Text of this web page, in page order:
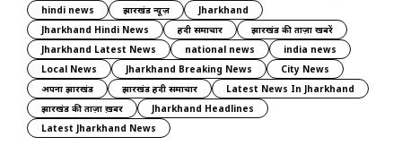
hindi news
झारखंड न्यूज़
Jharkhand
Jharkhand Hindi News
हिंदी समाचार
झारखंड की ताज़ा खबरें
Jharkhand Latest News
national news
india news
Local News
Jharkhand Breaking News
City News
अपना झारखंड
झारखंड हिंदी समाचार
Latest News In Jharkhand
झारखंड की ताज़ा ख़बर
Jharkhand Headlines
Latest Jharkhand News